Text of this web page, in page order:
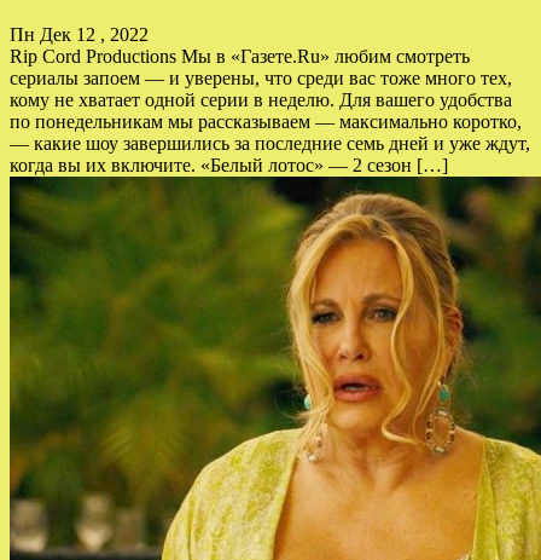
Пн Дек 12 , 2022
Rip Cord Productions Мы в «Газете.Ru» любим смотреть
сериалы запоем — и уверены, что среди вас тоже много тех,
кому не хватает одной серии в неделю. Для вашего удобства
по понедельникам мы рассказываем — максимально коротко,
— какие шоу завершились за последние семь дней и уже ждут,
когда вы их включите. «Белый лотос» — 2 сезон […]